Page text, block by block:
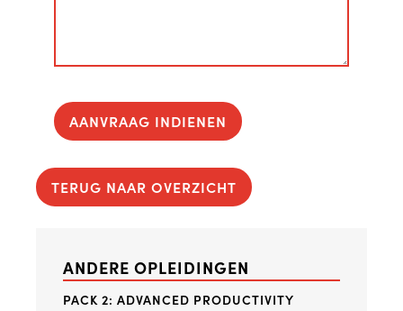
AANVRAAG INDIENEN
TERUG NAAR OVERZICHT
ANDERE OPLEIDINGEN
PACK 2: ADVANCED PRODUCTIVITY